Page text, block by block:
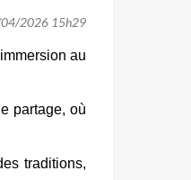
04/2026 15h29
au
partage, où
traditions,